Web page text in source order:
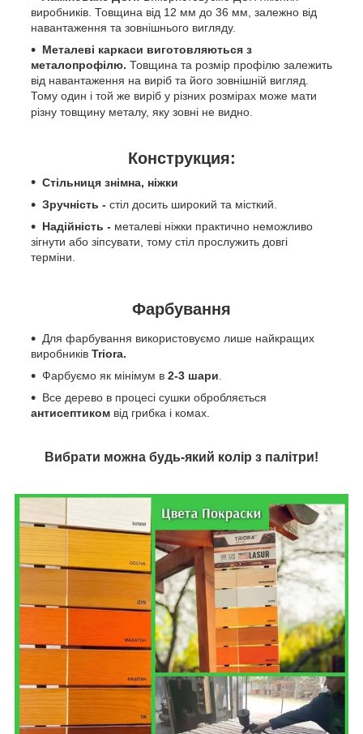
виробників. Товщина від 12 мм до 36 мм, залежно від
навантаження та зовнішнього вигляду.
Металеві каркаси виготовляються з
металопрофілю. Товщина та розмір профілю залежить
від навантаження на виріб та його зовнішній вигляд.
Тому один і той же виріб у різних розмірах може мати
різну товщину металу, яку зовні не видно.
Конструкция:
Стільниця знімна, ніжки
Зручність - стіл досить широкий та місткий.
Надійність - металеві ніжки практично неможливо
зігнути або зіпсувати, тому стіл прослужить довгі
терміни.
Фарбування
Для фарбування використовуємо лише найкращих
виробників Triora.
Фарбуємо як мінімум в 2-3 шари
Все дерево в процесі сушки обробляється
антисептиком від грибка і комах.
Вибрати можна будь-який колір з палітри!